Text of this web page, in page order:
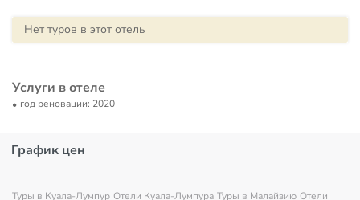
Нет туров в этот отель
Услуги в отеле
год реновации: 2020
График цен
Туры в Куала-Лумпур Отели Куала-Лумпура Туры в Малайзию Отели